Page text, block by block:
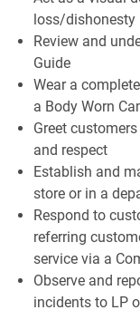
loss/dishonesty
Review and
Guide
Wear a
a Body Worn
Greet
and respect
Establish and
store or in a
Respond to
referring
service via a
Observe and
incidents to LP